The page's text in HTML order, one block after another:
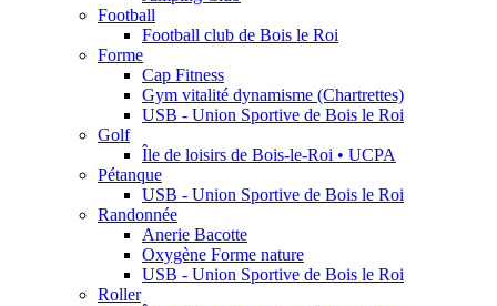
Football
Football club de Bois le Roi
Forme
Cap Fitness
Gym vitalité dynamisme (Chartrettes)
USB - Union Sportive de Bois le Roi
Golf
Île de loisirs de Bois-le-Roi • UCPA
Pétanque
USB - Union Sportive de Bois le Roi
Randonnée
Anerie Bacotte
Oxygène Forme nature
USB - Union Sportive de Bois le Roi
Roller